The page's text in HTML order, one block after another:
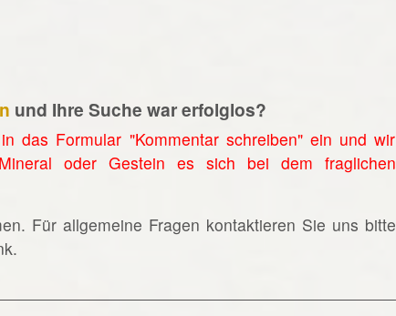
und Ihre Suche war erfolglos?
das Formular "Kommentar schreiben" ein und wir
oder Gestein es sich bei dem fraglichen
Für allgemeine Fragen kontaktieren Sie uns bitte